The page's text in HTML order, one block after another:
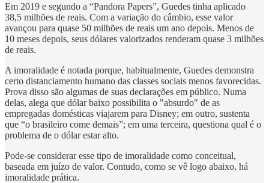
Em 2019 e segundo a “Pandora Papers”, Guedes tinha aplicado
38,5 milhões de reais. Com a variação do câmbio, esse valor
avançou para quase 50 milhões de reais um ano depois. Menos de
10 meses depois, seus dólares valorizados renderam quase 3 milhões
de reais.
A imoralidade é notada porque, habitualmente, Guedes demonstra
certo distanciamento humano das classes sociais menos favorecidas.
Prova disso são algumas de suas declarações em público. Numa
delas, alega que dólar baixo possibilita o "absurdo" de as
empregadas domésticas viajarem para Disney; em outro, sustenta
que “o brasileiro come demais”; em uma terceira, questiona qual é o
problema de o dólar estar alto.
Pode-se considerar esse tipo de imoralidade como conceitual,
baseada em juízo de valor. Contudo, como se vê logo abaixo, há
imoralidade prática.